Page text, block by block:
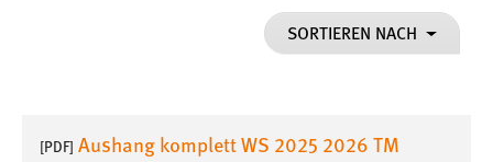
SORTIEREN NACH
[PDF] Aushang komplett WS 2025 2026 TM
Performance